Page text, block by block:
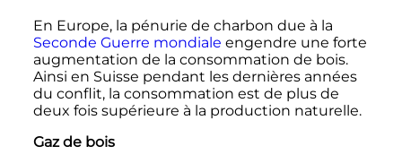
En Europe, la pénurie de charbon due à la
Seconde Guerre mondiale engendre une forte
augmentation de la consommation de bois.
Ainsi en Suisse pendant les dernières années
du conflit, la consommation est de plus de
deux fois supérieure à la production naturelle.
Gaz de bois